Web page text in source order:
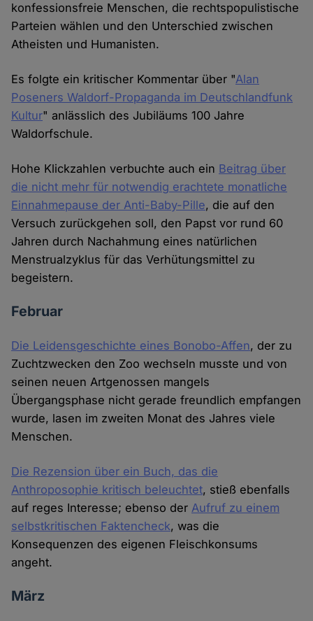
konfessionsfreie Menschen, die rechtspopulistische
Parteien wählen und den Unterschied zwischen
Atheisten und Humanisten.
Es folgte ein kritischer Kommentar über "Alan
Poseners Waldorf-Propaganda im Deutschlandfunk
Kultur" anlässlich des Jubiläums 100 Jahre
Waldorfschule.
Hohe Klickzahlen verbuchte auch ein Beitrag über
die nicht mehr für notwendig erachtete monatliche
Einnahmepause der Anti-Baby-Pille, die auf den
Versuch zurückgehen soll, den Papst vor rund 60
Jahren durch Nachahmung eines natürlichen
Menstrualzyklus für das Verhütungsmittel zu
begeistern.
Februar
Die Leidensgeschichte eines Bonobo-Affen, der zu
Zuchtzwecken den Zoo wechseln musste und von
seinen neuen Artgenossen mangels
Übergangsphase nicht gerade freundlich empfangen
wurde, lasen im zweiten Monat des Jahres viele
Menschen.
Die Rezension über ein Buch, das die
Anthroposophie kritisch beleuchtet, stieß ebenfalls
auf reges Interesse; ebenso derAufruf zu einem
selbstkritischen Faktencheck, was die
Konsequenzen des eigenen Fleischkonsums
angeht.
März